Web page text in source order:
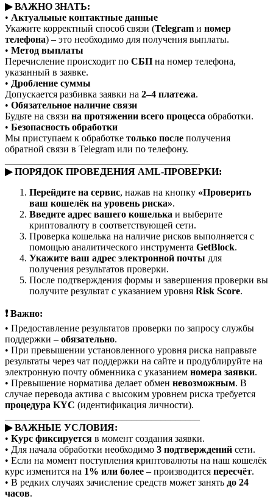
▶ ВАЖНО ЗНАТЬ:
• Актуальные контактные данные
Укажите корректный способ связи (Telegram и номер
телефона) – это необходимо для получения выплаты.
• Метод выплаты
Перечисление происходит по СБП на номер телефона,
указанный в заявке.
• Дробление суммы
Допускается разбивка заявки на 2–4 платежа.
• Обязательное наличие связи
Будьте на связи на протяжении всего процесса обработки.
• Безопасность обработки
Мы приступаем к обработке только после получения
обратной связи в Telegram или по телефону.
▶ ПОРЯДОК ПРОВЕДЕНИЯ AML-ПРОВЕРКИ:
Перейдите на сервис, нажав на кнопку «Проверить
ваш кошелёк на уровень риска».
Введите адрес вашего кошелька и выберите
криптовалюту в соответствующей сети.
Проверка кошелька на наличие рисков выполняется с
помощью аналитического инструмента GetBlock.
Укажите ваш адрес электронной почты для
получения результатов проверки.
После подтверждения формы и завершения проверки вы
получите результат с указанием уровня Risk Score.
❗ Важно:
• Предоставление результатов проверки по запросу службы
поддержки – обязательно.
• При превышении установленного уровня риска направьте
результаты через чат поддержки на сайте и продублируйте на
электронную почту обменника с указанием номера заявки.
• Превышение норматива делает обмен невозможным. В
случае перевода актива с высоким уровнем риска требуется
процедура KYC (идентификация личности).
▶ ВАЖНЫЕ УСЛОВИЯ:
• Курс фиксируется в момент создания заявки.
• Для начала обработки необходимо 3 подтверждений сети.
• Если на момент поступления криптовалюты на наш кошелёк
курс изменится на 1% или более – производится пересчёт.
• В редких случаях зачисление средств может занять до 24
часов.